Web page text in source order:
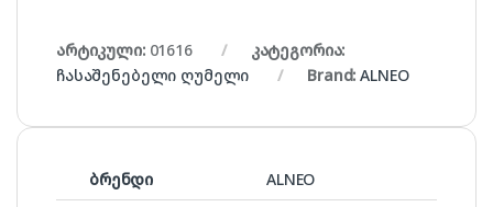
არტიკული: 01616
კატეგორია:
ჩასაშენებელი ღუმელი
Brand:ALNEO
ბრენდი
ALNEO